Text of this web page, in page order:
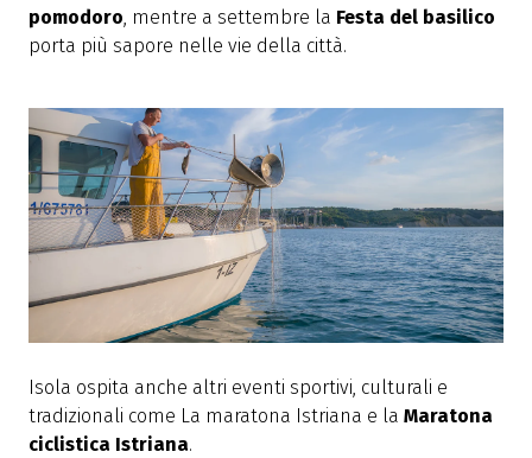
pomodoro, mentre a settembre la Festa del basilico
porta più sapore nelle vie della città.
Isola ospita anche altri eventi sportivi, culturali e
tradizionali come La maratona Istriana e la Maratona
ciclistica Istriana.